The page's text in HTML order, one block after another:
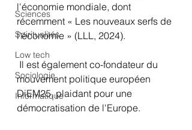
Sciences
Spiritualités
Low tech
Sociologie
Informatique
l'économie mondiale, dont
récemment « Les nouveaux serfs de
l'économie » (LLL, 2024).
mouvement politique européen
DiEM25, plaidant pour une
démocratisation de l'Europe.